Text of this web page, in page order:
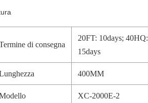
di consegna
20FT: 10days; 40HQ:
15days
400MM
XC-2000E-2